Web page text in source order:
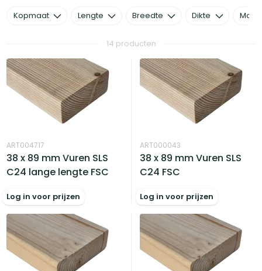
14 producten
ART004717
38 x 89 mm Vuren SLS
C24 lange lengte FSC
Log in voor prijzen
ART000043
38 x 89 mm Vuren SLS
C24 FSC
Log in voor prijzen
Kopmaat Lengte Breedte Dikte